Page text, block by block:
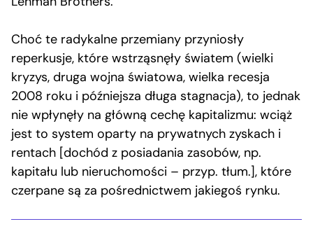
Choć te radykalne przemiany przyniosły
reperkusje, które wstrząsnęły światem (wielki
kryzys, druga wojna światowa, wielka recesja
2008 roku i późniejsza długa stagnacja), to jednak
nie wpłynęły na główną cechę kapitalizmu: wciąż
jest to system oparty na prywatnych zyskach i
rentach [dochód z posiadania zasobów, np.
kapitału lub nieruchomości – przyp. tłum.], które
czerpane są za pośrednictwem jakiegoś rynku.